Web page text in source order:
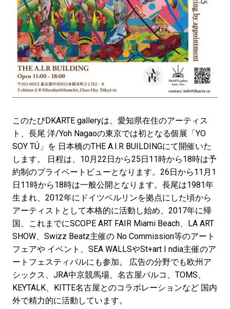
このたびDKARTE galleryは、愛知県在住のアーティス
ト、長尾 洋/Yoh Nagaoの東京では初となる個展「YO
SOY TÚ」を 日本橋のTHE A.I.R BUILDINGにて開催いた
します。 日程は、10月22日から25日11時から18時は予
約制のプライベートビューとなります。26日から11月1
日11時から18時は一般公開となります。長尾は1981年
生まれ、2012年にドイツベルリンを拠点にした頃から
アーティストとして本格的に活動し始め、2017年に帰
国、これまでにSCOPE ART FAIR Miami Beach、LA ART
SHOW、Swizz Beatz主催の No Commission等のアート
フェアや イベント、SEA WALLSやSt+art I ndia主催のア
ートフェスティバルにも参加。 広告の分野でも欧州ア
シックス、JRA中京競馬場、名古屋パルコ、TOMS、
KEYTALK、KITTE名古屋とのコラボレーションなど 国内
外で精力的に活動しています。